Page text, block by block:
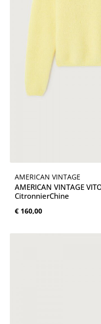
AMERICAN VINTAGE
AMERICAN VINTAGE
CitronnierChine
Normale prijs:
€ 160,00